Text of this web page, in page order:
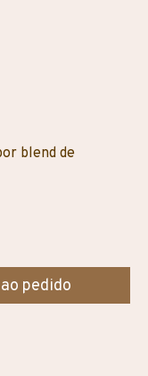
blend de
pedido